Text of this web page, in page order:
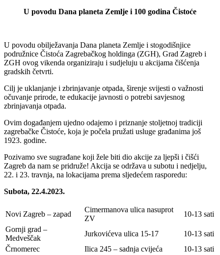
U povodu Dana planeta Zemlje i 100 godina Čistoće
U povodu obilježavanja Dana planeta Zemlje i stogodišnjice
podružnice Čistoća Zagrebačkog holdinga (ZGH), Grad Zagreb i
ZGH ovog vikenda organiziraju i sudjeluju u akcijama čišćenja
gradskih četvrti.
Cilj je uklanjanje i zbrinjavanje otpada, širenje svijesti o važnosti
očuvanje prirode, te edukacije javnosti o potrebi savjesnog
zbrinjavanja otpada.
Ovim događanjem ujedno odajemo i priznanje stoljetnoj tradiciji
zagrebačke Čistoće, koja je počela pružati usluge građanima još
1923. godine.
Pozivamo sve sugrađane koji žele biti dio akcije za ljepši i čišći
Zagreb da nam se pridruže! Akcija se održava u subotu i nedjelju,
22. i 23. travnja, na lokacijama prema sljedećem rasporedu:
Subota, 22.4.2023.
Novi Zagreb – zapad
Cimermanova ulica nasuprot
ZV
10-13 sati
Gornji grad –
Medveščak
Jurkovićeva ulica 15-17
10-13 sati
Črnomerec
Ilica 245 – sadnja cvijeća
10-13 sati